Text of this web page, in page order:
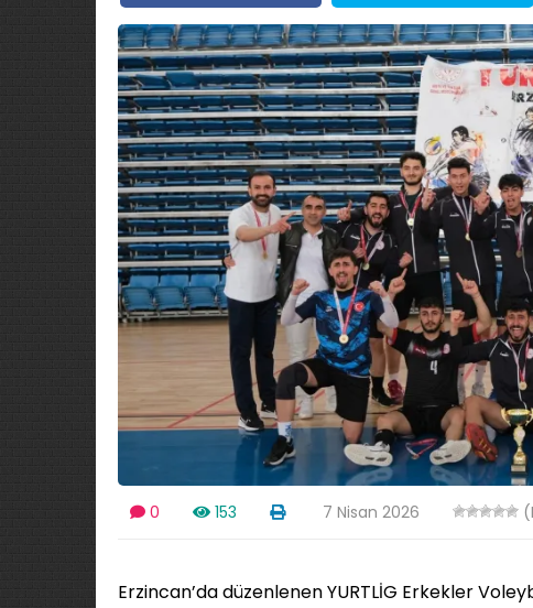
0 153 7 Nisan 2026
Erzincan’da düzenlenen YURTLİG Erkekler